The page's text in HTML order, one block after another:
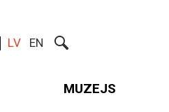
LV EN
MUZEJS